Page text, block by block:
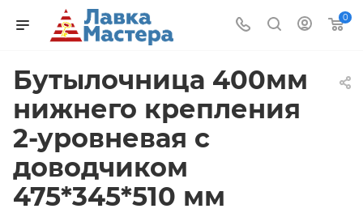
0
Бутылочница 400мм
нижнего крепления
2-уровневая с
доводчиком
475*345*510 мм